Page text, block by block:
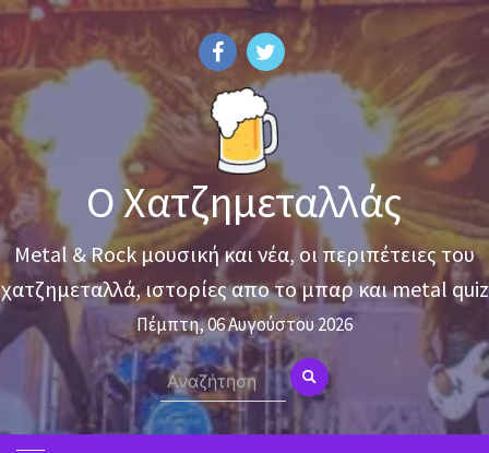
Skip
content
Ο Χατζημεταλλάς
Metal & Rock μουσική και νέα, οι περιπέτειες του
χατζημεταλλά, ιστορίες απο το μπαρ και metal quiz
Πέμπτη, 06 Αυγούστου 2026
Search
for: